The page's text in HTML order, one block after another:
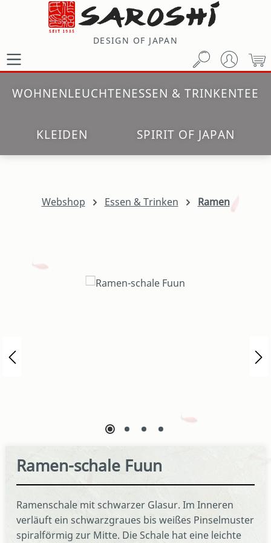
Zum Hauptinhalt springen
DESIGN OF JAPAN
WOHNENLEUCHTENESSEN & TRINKENTEE
KLEIDEN SPIRIT OF JAPAN
Webshop Essen & Trinken Ramen
Bildergalerie überspringen
Ramen-schale Fuun
Ramenschale mit schwarzer Glasur. Im Inneren
verläuft ein schwarzgraues bis weißes Pinselmuster
spiralförmig zur Mitte. Die Schale hat eine leichte